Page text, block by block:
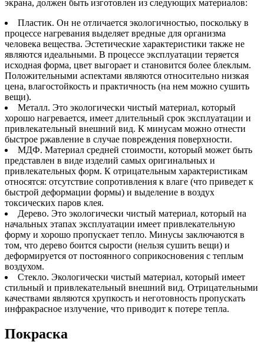
экрана, должен быть изготовлен из следующих материалов:
Пластик. Он не отличается экологичностью, поскольку в
процессе нагревания выделяет вредные для организма
человека вещества. Эстетические характеристики также не
являются идеальными. В процессе эксплуатации теряется
исходная форма, цвет выгорает и становится более блеклым.
Положительными аспектами являются относительно низкая
цена, влагостойкость и практичность (на нем можно сушить
вещи).
Металл. Это экологически чистый материал, который
хорошо нагревается, имеет длительный срок эксплуатации и
привлекательный внешний вид. К минусам можно отнести
быстрое ржавление в случае повреждения поверхности.
МДФ. Материал средней стоимости, который может быть
представлен в виде изделий самых оригинальных и
привлекательных форм. К отрицательным характеристикам
относятся: отсутствие сопротивления к влаге (что приведет к
быстрой деформации формы) и выделение в воздух
токсических паров клея.
Дерево. Это экологически чистый материал, который на
начальных этапах эксплуатации имеет привлекательную
форму и хорошо пропускает тепло. Минусы заключаются в
том, что дерево боится сырости (нельзя сушить вещи) и
деформируется от постоянного соприкосновения с теплым
воздухом.
Стекло. Экологически чистый материал, который имеет
стильный и привлекательный внешний вид. Отрицательными
качествами являются хрупкость и неготовность пропускать
инфракрасное излучение, что приводит к потере тепла.
Покраска